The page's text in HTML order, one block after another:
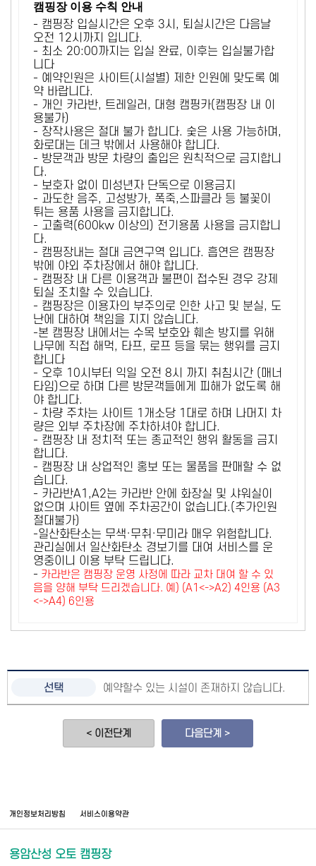
캠핑장 이용 수칙 안내
- 캠핑장 입실시간은 오후 3시, 퇴실시간은 다음날
오전 12시까지 입니다.
- 최소 20:00까지는 입실 완료, 이후는 입실불가합
니다
- 예약인원은 사이트(시설별) 제한 인원에 맞도록 예
약 바랍니다.
- 개인 카라반, 트레일러, 대형 캠핑카(캠핑장 내 이
용불가)
- 장작사용은 절대 불가 합니다. 숯은 사용 가능하며,
화로대는 데크 밖에서 사용해야 합니다.
- 방문객과 방문 차량의 출입은 원칙적으로 금지합니
다.
- 보호자 없이 미성년자 단독으로 이용금지
- 과도한 음주, 고성방가, 폭죽,스파클라 등 불꽃이
튀는 용품 사용을 금지합니다.
- 고출력(600kw 이상의) 전기용품 사용을 금지합니
다.
- 캠핑장내는 절대 금연구역 입니다. 흡연은 캠핑장
밖에 야외 주차장에서 해야 합니다.
- 캠핑장 내 다른 이용객과 불편이 접수된 경우 강제
퇴실 조치할 수 있습니다.
- 캠핑장은 이용자의 부주의로 인한 사고 및 분실, 도
난에 대하여 책임을 지지 않습니다.
-본 캠핑장 내에서는 수목 보호와 훼손 방지를 위해
나무에 직접 해먹, 타프, 로프 등을 묶는 행위를 금지
합니다
- 오후 10시부터 익일 오전 8시 까지 취침시간 (매너
타임)으로 하며 다른 방문객들에게 피해가 없도록 해
야 합니다.
- 차량 주차는 사이트 1개소당 1대로 하며 나머지 차
량은 외부 주차장에 주차하셔야 합니다.
- 캠핑장 내 정치적 또는 종교적인 행위 활동을 금지
합니다.
- 캠핑장 내 상업적인 홍보 또는 물품을 판매할 수 없
습니다.
- 카라반A1,A2는 카라반 안에 화장실 및 샤워실이
없으며 사이트 옆에 주차공간이 없습니다.(추가인원
절대불가)
-일산화탄소는 무색·무취·무미라 매우 위험합니다.
관리실에서 일산화탄소 경보기를 대여 서비스를 운
영중이니 이용 부탁 드립니다.
- 카라반은 캠핑장 운영 사정에 따라 교차 대여 할 수 있
음을 양해 부탁 드리겠습니다. 예) (A1<->A2) 4인용 (A3
<->A4) 6인용
예약할수 있는 시설이 존재하지 않습니다.
< 이전단계 다음단계 >
개인정보처리방침 서비스이용약관
용암산성 오토 캠핑장